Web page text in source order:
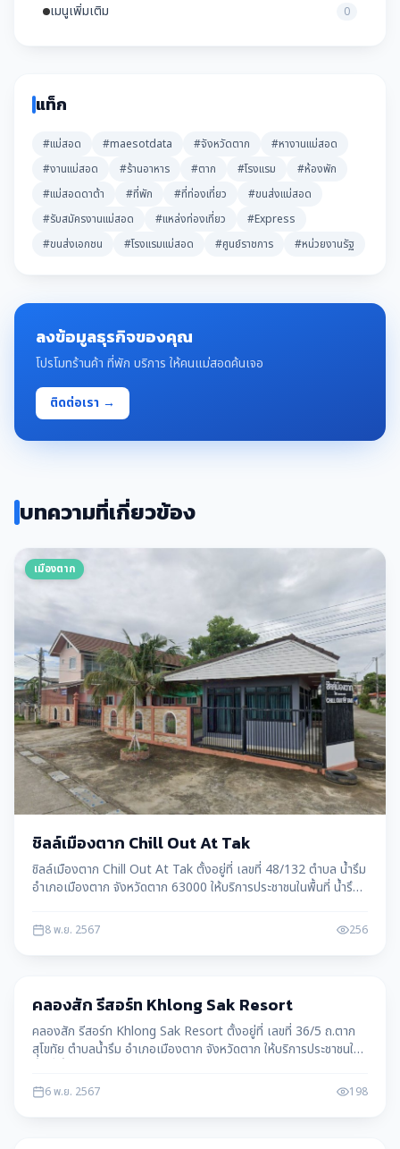
เมนูเพิ่มเติม 0
แท็ก
#แม่สอด #maesotdata #จังหวัดตาก
#หางานแม่สอด
#งานแม่สอด
#ร้านอาหาร #ตาก #โรงแรม
#ห้องพัก
#แม่สอดดาต้า
#ที่พัก #ที่ท่องเที่ยว
#ขนส่งแม่สอด
#รับสมัครงานแม่สอด
#แหล่งท่องเที่ยว
#Express
#ขนส่งเอกชน
#โรงแรมแม่สอด #ศูนย์ราชการ #หน่วยงานรัฐ
ลงข้อมูลธุรกิจของคุณ
โปรโมทร้านค้า ที่พัก บริการ ให้คนแม่สอดค้นเจอ
ติดต่อเรา →
บทความที่เกี่ยวข้อง
เมืองตาก
ชิลล์เมืองตาก Chill Out At Tak
ชิลล์เมืองตาก Chill Out At Tak ตั้งอยู่ที่ เลขที่ 48/132 ตำบล น้ำรึม
อำเภอเมืองตาก จังหวัดตาก 63000 ให้บริการประชาชนในพื้นที่ น้ำรึม
8 พ.ย. 2567 256
คลองสัก รีสอร์ท Khlong Sak Resort
คลองสัก รีสอร์ท Khlong Sak Resort ตั้งอยู่ที่ เลขที่ 36/5 ถ.ตาก
สุโขทัย ตำบลน้ำรึม อำเภอเมืองตาก จังหวัดตาก ให้บริการประชาชนใน
6 พ.ย. 2567 198